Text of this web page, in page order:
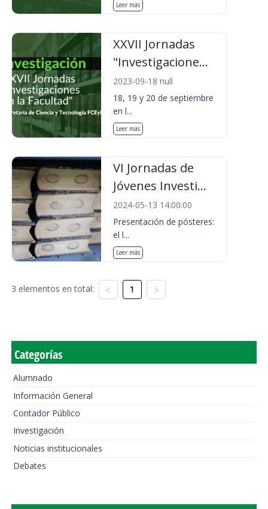
Leer más
XXVII Jornadas
"Investigacione...
2023-09-18 null
18, 19 y 20 de septiembre
en l...
Leer más
VI Jornadas de
Jóvenes Investi...
2024-05-13 14:00:00
Presentación de pósteres:
el l...
Leer más
3 elementos en total: 1
Categorías
Alumnado
Información General
Contador Público
Investigación
Noticias institucionales
Debates